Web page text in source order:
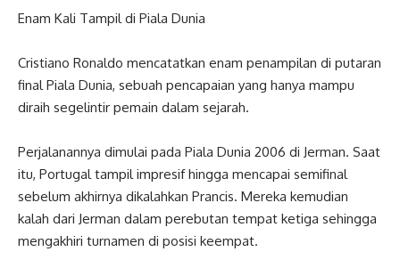
Enam Kali Tampil di Piala Dunia
Cristiano Ronaldo mencatatkan enam penampilan di putaran
final Piala Dunia, sebuah pencapaian yang hanya mampu
diraih segelintir pemain dalam sejarah.
Perjalanannya dimulai pada Piala Dunia 2006 di Jerman. Saat
itu, Portugal tampil impresif hingga mencapai semifinal
sebelum akhirnya dikalahkan Prancis. Mereka kemudian
kalah dari Jerman dalam perebutan tempat ketiga sehingga
mengakhiri turnamen di posisi keempat.